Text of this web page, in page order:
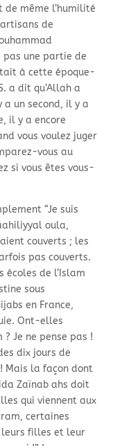
de même l’humilité
de
pas une partie de
à cette époque-
a dit qu’Allah a
un second, il y a
il y a encore
vous voulez juger
vous au
si vous êtes vous-
“Je suis
oula,
couverts ; les
pas couverts.
écoles de l’Islam
sous
en France,
Ont-elles
Je ne pense pas !
dix jours de
Mais la façon dont
Zaïnab ahs doit
qui viennent aux
certaines
leurs filles et leur